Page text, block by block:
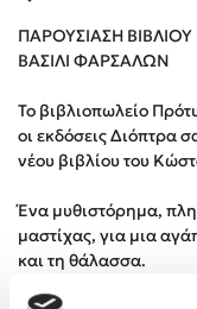
Το
ΠΑΡΟΥΣΙΑΣΗ ΒΙΒΛΙΟΥ
ΒΑΣΙΛΙ ΦΑΡΣΑΛΩΝ
Το βιβλιοπωλείο
οι εκδόσεις Διόπτρα
νέου βιβλίου του
Ένα μυθιστόρημα,
μαστίχας, για μια
και τη θάλασσα.